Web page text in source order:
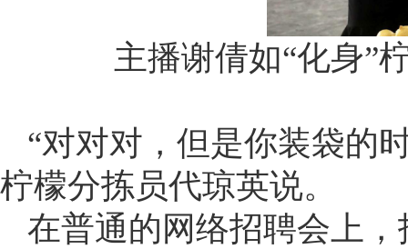
主播谢倩如“化身”
“对对对，但是你装袋的
柠檬分拣员代琼英说。
在普通的网络招聘会上